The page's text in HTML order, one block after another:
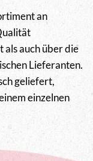
an
auch über die
Lieferanten.
geliefert,
einzelnen